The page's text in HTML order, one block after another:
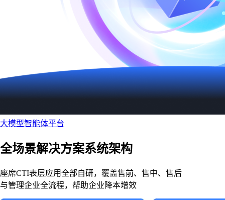
大模型智能体平台
全场景解决方案系统架构
座席CTI表层应用全部自研，覆盖售前、售中、售后
与管理企业全流程，帮助企业降本增效